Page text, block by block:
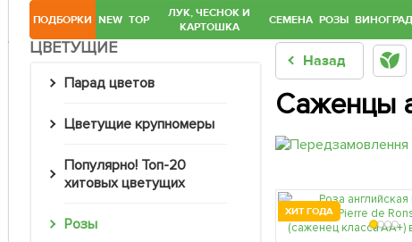
ПОДБОРКИ NEW TOP
ЛУК, ЧЕСНОК И
КАРТОШКА
СЕМЕНА РОЗЫ ВИНОГРАД
ЦВЕТУЩИЕ
Парад цветов
Цветущие крупномеры
Популярно! Топ-20
хитовых цветущих
Розы
Назад
Саженцы
ХИТ ГОДА